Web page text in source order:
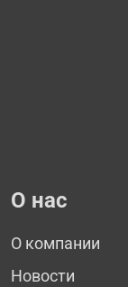
О нас
О компании
Новости